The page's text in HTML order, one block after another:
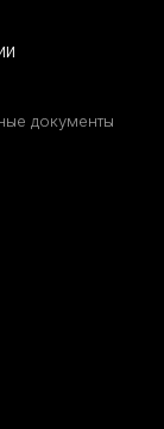
документы